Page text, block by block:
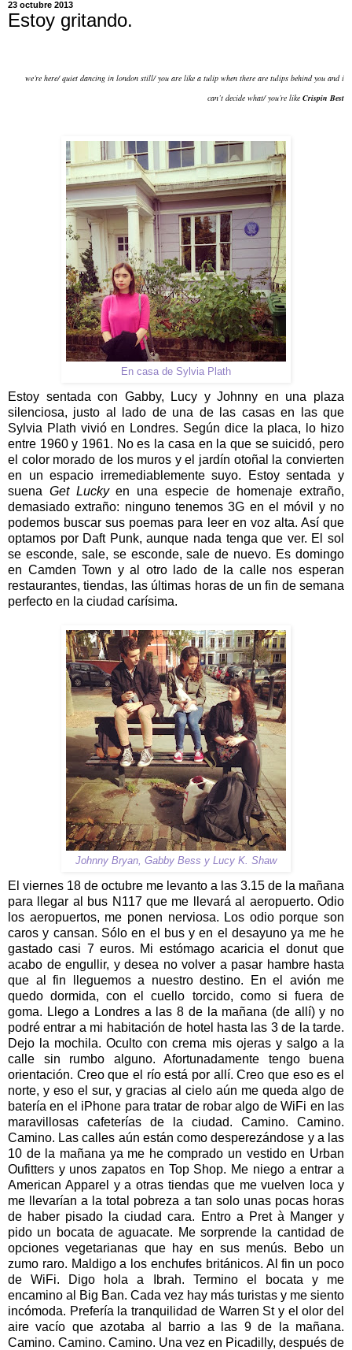
23 octubre 2013
Estoy gritando.
we’re here/quiet dancing in london still/you are like a tulip when there are tulips behind you and i
can’t decide what/ you’re like Crispin Best
En casa de Sylvia Plath
Estoy sentada con Gabby, Lucy y Johnny en una plaza
silenciosa, justo al lado de una de las casas en las que
Sylvia Plath vivió en Londres. Según dice la placa, lo hizo
entre 1960 y 1961. No es la casa en la que se suicidó, pero
el color morado de los muros y el jardín otoñal la convierten
en un espacio irremediablemente suyo. Estoy sentada y
suena Get Luckyen una especie de homenaje extraño,
demasiado extraño: ninguno tenemos 3G en el móvil y no
podemos buscar sus poemas para leer en voz alta. Así que
optamos por Daft Punk, aunque nada tenga que ver. El sol
se esconde, sale, se esconde, sale de nuevo. Es domingo
en Camden Town y al otro lado de la calle nos esperan
restaurantes, tiendas, las últimas horas de un fin de semana
perfecto en la ciudad carísima.
Johnny Bryan, Gabby Bess y Lucy K. Shaw
El viernes 18 de octubre me levanto a las 3.15 de la mañana
para llegar al bus N117 que me llevará al aeropuerto. Odio
los aeropuertos, me ponen nerviosa. Los odio porque son
caros y cansan. Sólo en el bus y en el desayuno ya me he
gastado casi 7 euros. Mi estómago acaricia el donut que
acabo de engullir, y desea no volver a pasar hambre hasta
que al fin lleguemos a nuestro destino. En el avión me
quedo dormida, con el cuello torcido, como si fuera de
goma. Llego a Londres a las 8 de la mañana (de allí) y no
podré entrar a mi habitación de hotel hasta las 3 de la tarde.
Dejo la mochila. Oculto con crema mis ojeras y salgo a la
calle sin rumbo alguno. Afortunadamente tengo buena
orientación. Creo que el río está por allí. Creo que eso es el
norte, y eso el sur, y gracias al cielo aún me queda algo de
batería en el iPhone para tratar de robar algo de WiFi en las
maravillosas cafeterías de la ciudad. Camino. Camino.
Camino. Las calles aún están como desperezándose y a las
10 de la mañana ya me he comprado un vestido en Urban
Oufitters y unos zapatos en Top Shop. Me niego a entrar a
American Apparel y a otras tiendas que me vuelven loca y
me llevarían a la total pobreza a tan solo unas pocas horas
de haber pisado la ciudad cara. Entro a Pret à Manger y
pido un bocata de aguacate. Me sorprende la cantidad de
opciones vegetarianas que hay en sus menús. Bebo un
zumo raro. Maldigo a los enchufes británicos. Al fin un poco
de WiFi. Digo hola a Ibrah. Termino el bocata y me
encamino al Big Ban. Cada vez hay más turistas y me siento
incómoda. Prefería la tranquilidad de Warren St y el olor del
aire vacío que azotaba al barrio a las 9 de la mañana.
Camino. Camino. Camino. Una vez en Picadilly, después de